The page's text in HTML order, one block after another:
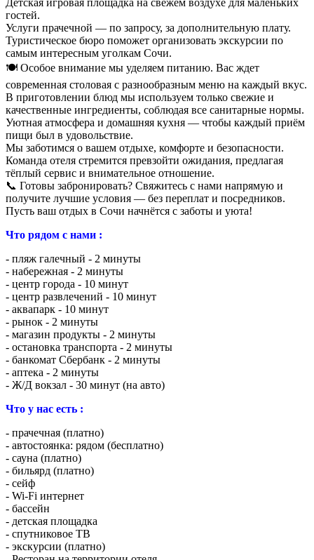
гостей.
Услуги прачечной — по запросу, за дополнительную плату.
Туристическое бюро поможет организовать экскурсии по
самым интересным уголкам Сочи.
🍽 Особое внимание мы уделяем питанию. Вас ждет
современная столовая с разнообразным меню на каждый вкус.
В приготовлении блюд мы используем только свежие и
качественные ингредиенты, соблюдая все санитарные нормы.
Уютная атмосфера и домашняя кухня — чтобы каждый приём
пищи был в удовольствие.
Мы заботимся о вашем отдыхе, комфорте и безопасности.
Команда отеля стремится превзойти ожидания, предлагая
тёплый сервис и внимательное отношение.
📞 Готовы забронировать? Свяжитесь с нами напрямую и
получите лучшие условия — без переплат и посредников.
Пусть ваш отдых в Сочи начнётся с заботы и уюта!
Что рядом с нами :
- пляж галечный - 2 минуты
- набережная - 2 минуты
- центр города - 10 минут
- центр развлечений - 10 минут
- аквапарк - 10 минут
- рынок - 2 минуты
- магазин продукты - 2 минуты
- остановка транспорта - 2 минуты
- банкомат Сбербанк - 2 минуты
- аптека - 2 минуты
- Ж/Д вокзал - 30 минут (на авто)
Что у нас есть :
- прачечная (платно)
- автостоянка: рядом (бесплатно)
- сауна (платно)
- бильярд (платно)
- сейф
- Wi-Fi интернет
- бассейн
- детская площадка
- спутниковое ТВ
- экскурсии (платно)